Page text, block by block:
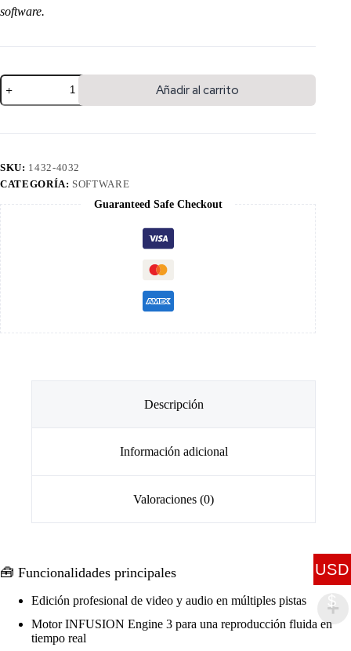
software.
Añadir al carrito
SKU: 1432-4032
CATEGORÍA: SOFTWARE
Guaranteed Safe Checkout
Descripción
Información adicional
Valoraciones (0)
🧰 Funcionalidades principales
Edición profesional de video y audio en múltiples pistas
Motor INFUSION Engine 3 para una reproducción fluida en
tiempo real
USD
$